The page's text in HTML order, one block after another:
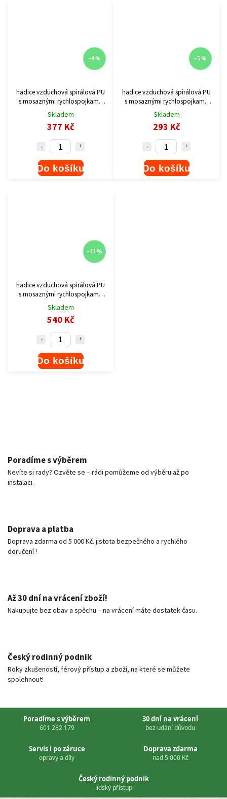
–4 %
hadice vzduchová spirálová PU
s mosaznými rychlospojkami,
1/4", vnitřní ?6mm, L 8m
Skladem
377 Kč
Do košíku
–5 %
hadice vzduchová spirálová PU
s mosaznými rychlospojkami,
1/4", vnitřní ?6mm, L 5m
Skladem
293 Kč
Do košíku
–11 %
hadice vzduchová spirálová PU
s mosaznými rychlospojkami,
1/4", vnitřní ?6mm, L 15m
Skladem
540 Kč
Do košíku
Poradíme s výběrem
Nevíte si rady? Ozvěte se – rádi pomůžeme od výběru až po
instalaci.
Doprava a platba
Doprava zdarma od 5 000 Kč. jistota bezpečného a rychlého
doručení !
Až 30 dní na vrácení zboží!
Nakupujte bez obav a spěchu – na vrácení máte dostatek času.
Český rodinný podnik
Roky zkušeností, férový přístup a zboží, na které se můžete
spolehnout!
Poradíme s výběrem
601 282 179
30 dní na vrácení
bez udání důvodu
Servis i po záruce
opravy a díly
Doprava zdarma
nad 5 000 Kč
Český rodinný podnik
lidský přístup